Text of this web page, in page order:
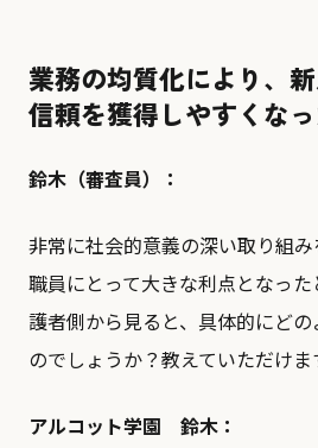
業務の均質化により、
信頼を獲得しやすくな
鈴木（審査員）：
非常に社会的意義の深い取り組
職員にとって大きな利点となっ
護者側から見ると、具体的にど
のでしょうか？教えていただけま
アルコット学園 鈴木：